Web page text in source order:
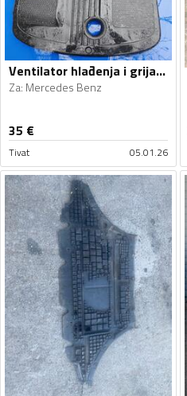
Ventilator hlađenja i grijanja za
Za: Mercedes Benz
35 €
Tivat 05.01.26